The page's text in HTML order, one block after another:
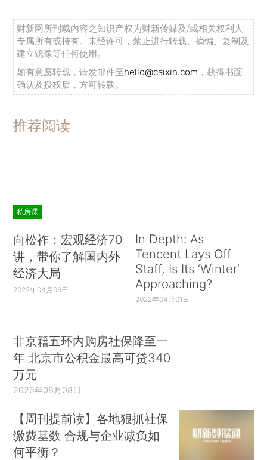
财新网所刊载内容之知识产权为财新传媒及/或相关权利人
专属所有或持有。未经许可，禁止进行转载、摘编、复制及
建立镜像等任何使用。
如有意愿转载，请发邮件至hello@caixin.com ，获得书面
确认及授权后，方可转载。
推荐阅读
私房课
向松祚：宏观经济70
讲，带你了解国内外
经济大局
2022年04月06日
In Depth: As
Tencent Lays Off
Staff, Is Its ‘Winter’
Approaching?
2022年04月01日
非京籍五环内购房社保降至一
年 北京市公积金最高可贷340
万元
2026年08月08日
【周刊提前读】各地狠抓社保
缴费基数 合规与企业减负如
何平衡？